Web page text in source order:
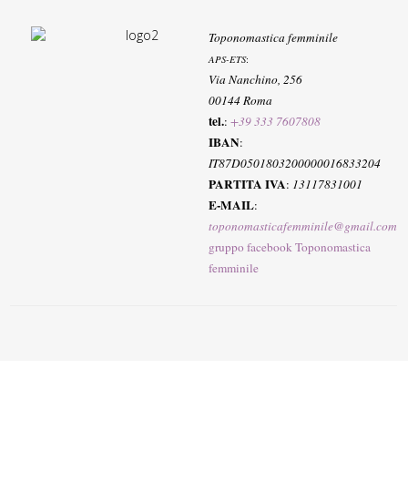
Toponomastica femminile
APS-ETS:
Via Nanchino, 256
00144 Roma
tel.:+39 333 7607808
IBAN:
IT87D0501803200000016833204
PARTITA IVA: 13117831001
E-MAIL:
toponomasticafemminile@gmail.com
gruppo facebook Toponomastica
femminile